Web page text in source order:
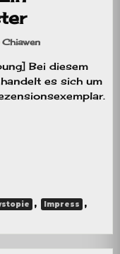
Chiawen
Bei diesem
es sich um
, Impress ,